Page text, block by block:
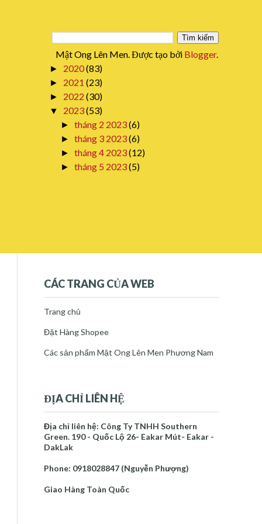
Mật Ong Lên Men. Được tạo bởi Blogger.
► 2020(83)
► 2021 (23)
► 2022 (30)
▼ 2023(53)
►tháng 2 2023(6)
►tháng 3 2023(6)
►tháng 4 2023(12)
►tháng 5 2023(5)
▼thg 8 20(1)
dược liệu
► thg 8 26(1)
►tháng 9 2023
tháng 10 2023
tháng 11 2023
► 2025 (35)
Báo cáo vi phạm
Mật Ong Lên Men Phương Nam
Về Tác Giả
CÁC TRANG CỦA WEB
Trang chủ
Đặt Hàng Shopee
Các sản phẩm Mật Ong Lên Men Phương Nam
ĐỊA CHỈ LIÊN HỆ
Địa chỉ liên hệ: Công Ty TNHH Southern
Green. 190 - Quốc Lộ 26- Eakar Mút- Eakar -
DakLak
Phone: 0918028847 (Nguyễn Phượng)
Giao Hàng Toàn Quốc